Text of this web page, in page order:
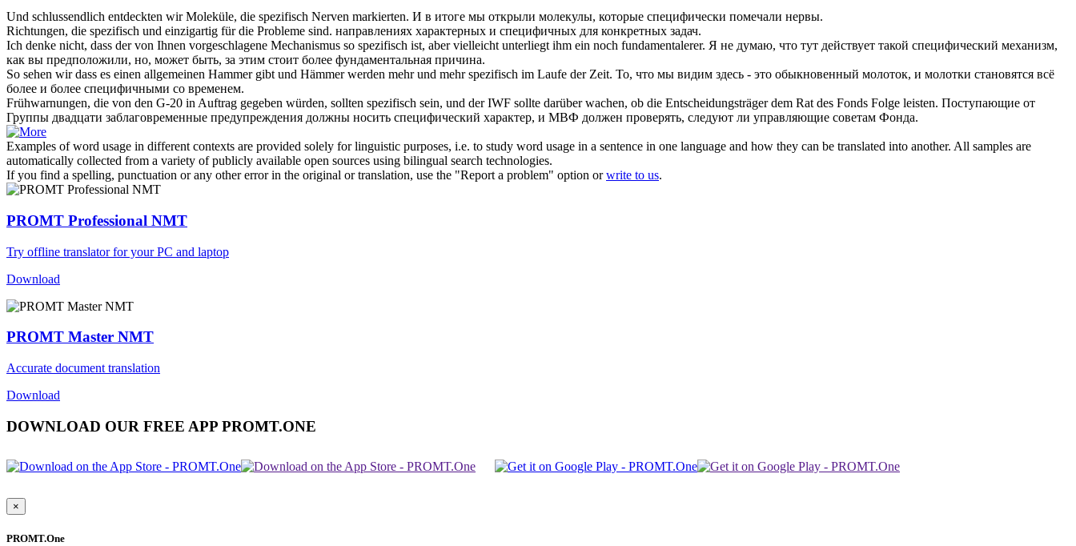
Und schlussendlich entdeckten wir Moleküle, die spezifisch Nerven markierten. И в итоге мы открыли молекулы, которые специфически помечали нервы.
Richtungen, die spezifisch und einzigartig für die Probleme sind. направлениях характерных и специфичных для конкретных задач.
Ich denke nicht, dass der von Ihnen vorgeschlagene Mechanismus so spezifisch ist, aber vielleicht unterliegt ihm ein noch fundamentalerer. Я не думаю, что тут действует такой специфический механизм,
как вы предположили, но, может быть, за этим стоит более фундаментальная причина.
So sehen wir dass es einen allgemeinen Hammer gibt und Hämmer werden mehr und mehrspezifisch im Laufe der Zeit. То, что мы видим здесь - это обыкновенный молоток, и молотки становятся всё
более и более специфичными со временем.
Frühwarnungen, die von den G-20 in Auftrag gegeben würden, sollten spezifisch sein, und der IWF sollte darüber wachen, ob die Entscheidungsträger dem Rat des Fonds Folge leisten. Поступающие от
Группы двадцати заблаговременные предупреждения должны носить специфический характер, и МВФ должен проверять, следуют ли управляющие советам Фонда.
Examples of word usage in different contexts are provided solely for linguistic purposes, i.e. to study word usage in a sentence in one language and how they can be translated into another. All samples are
automatically collected from a variety of publicly available open sources using bilingual search technologies.
If you find a spelling, punctuation or any other error in the original or translation, use the "Report a problem" option orwrite to us.
PROMT Professional NMT
Try offline translator for your PC and laptop
Download
PROMT Master NMT
Accurate document translation
Download
DOWNLOAD OUR FREE APP PROMT.ONE
×
PROMT.One